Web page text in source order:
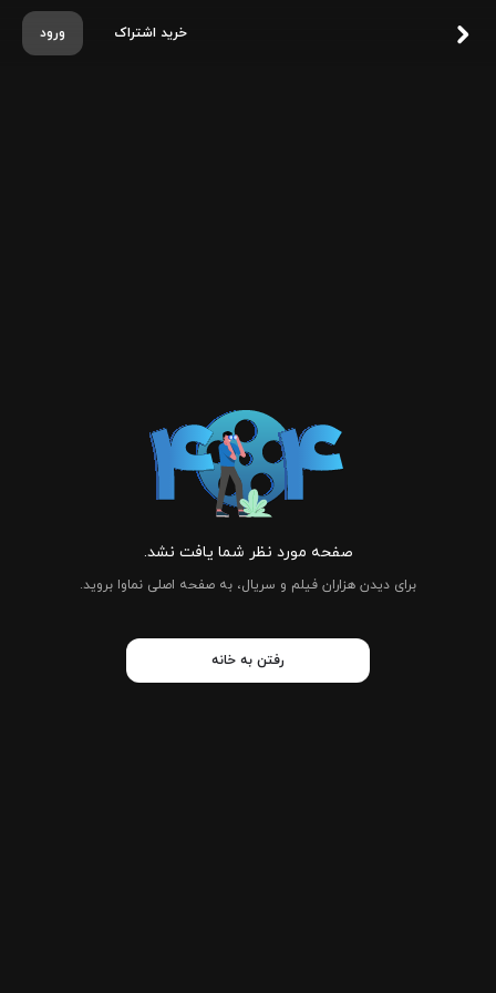
ورود خرید اشتراک
صفحه مورد نظر شما یافت نشد.
برای دیدن هزاران فیلم و سریال، به صفحه اصلی نماوا بروید.
رفتن به خانه